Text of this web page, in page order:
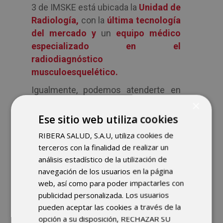
3 de IMSKE está ubicada la Unidad de
Radiología, con la última tecnología
del mercado y un equipo médico
especializado en el
radiodiagnóstico
musculoesquelético.
Igualmente, podemos atenderte en
En ella, realizamos untratamiento
multidisciplinarcon el fin lograr la
reintegración de una persona con
dolor en la sociedad y mejorar su
calidad de vida.
Si tuvieras que realizarte alguna
cirugía ambulante o de
Ese sitio web utiliza cookies
RIBERA SALUD, S.A.U, utiliza cookies de
terceros con la finalidad de realizar un
análisis estadístico de la utilización de
navegación de los usuarios en la página
web, así como para poder impactarles con
publicidad personalizada. Los usuarios
pueden aceptar las cookies a través de la
opción a su disposición, RECHAZAR SU